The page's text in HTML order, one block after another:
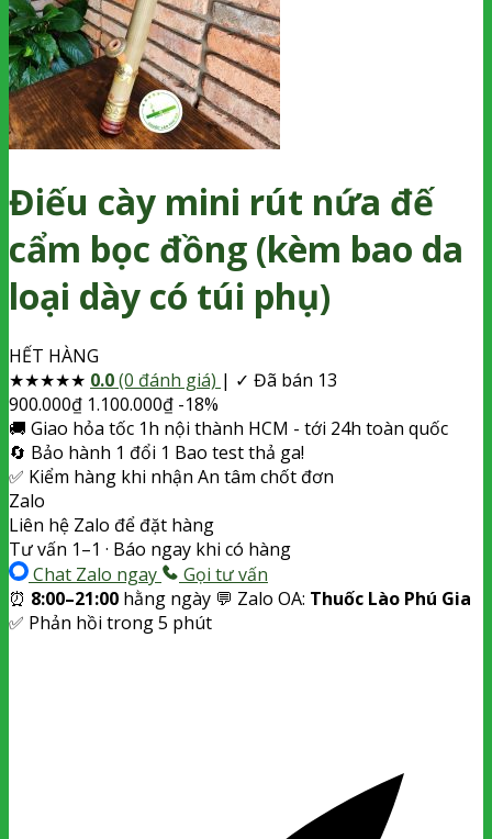
Điếu cày mini rút nứa đế
cẩm bọc đồng (kèm bao da
loại dày có túi phụ)
HẾT HÀNG
★★★★★ 0.0(0 đánh giá) | ✓ Đã bán 13
900.000₫ 1.100.000₫ -18%
🚚 Giao hỏa tốc 1h nội thành HCM - tới 24h toàn quốc
🔄 Bảo hành 1 đổi 1 Bao test thả ga!
✅ Kiểm hàng khi nhận An tâm chốt đơn
Zalo
Liên hệ Zalo để đặt hàng
Tư vấn 1–1 · Báo ngay khi có hàng
Chat Zalo ngay
Gọi tư vấn
⏰ 8:00–21:00 hằng ngày 💬 Zalo OA: Thuốc Lào Phú Gia
✅ Phản hồi trong 5 phút